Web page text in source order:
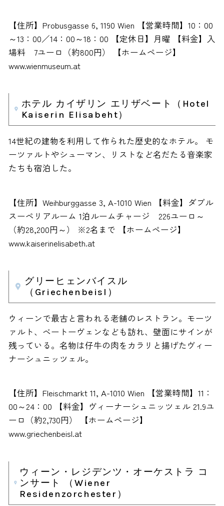
【住所】Probusgasse 6, 1190 Wien 【営業時間】10：00
～13：00／14：00～18：00 【定休日】月曜 【料金】入
場料 7ユーロ（約800円） 【ホームページ】
www.wienmuseum.at
ホテル カイザリン エリザベート（Hotel
Kaiserin Elisabeht）
14世紀の建物を利用して作られた歴史的なホテル。 モ
ーツァルトやシューマン、リストなど名だたる音楽家
たちも宿泊した。
【住所】Weihburggasse 3, A-1010 Wien 【料金】ダブル
スーペリアルーム 1泊ルームチャージ 226ユーロ～
（約28,200円～） ※2名まで 【ホームページ】
www.kaiserinelisabeth.at
グリーヒェンバイスル
（Griechenbeisl）
ウィーンで最古と言われる老舗のレストラン。モーツ
ァルト、ベートーヴェンなども訪れ、壁面にサインが
残っている。名物は仔牛の肉をカラリと揚げたヴィー
ナーシュニッツェル。
【住所】Fleischmarkt 11, A-1010 Wien 【営業時間】11：
00～24：00 【料金】ヴィーナーシュニッツェル 21.9ユ
ーロ（約2,730円） 【ホームページ】
www.griechenbeisl.at
ウィーン・レジデンツ・オーケストラ コ
ンサート （Wiener
Residenzorchester）